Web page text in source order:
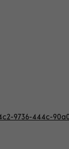
9736-444c-